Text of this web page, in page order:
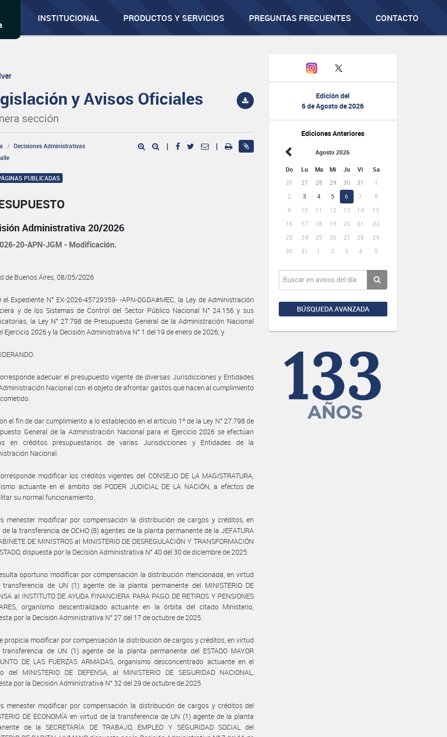
INSTITUCIONAL PRODUCTOS Y SERVICIOS PREGUNTAS FRECUENTES CONTACTO
Edición del
6 de Agosto de 2026
Ediciones Anteriores
Agosto 2026
Do Lu Ma Mi Ju Vi Sa
26 27 28 29 30 31
1
2
3 4 5 6 7
8
9
10 11 12 13 14
15
16
17 18 19 20 21
22
23
24 25 26 27 28
29
30
31 1 2 3 4 5
BÚSQUEDA AVANZADA
y Avisos Oficiales
sección
Decisiones Administrativas
| |
PUBLICADAS
Administrativa 20/2026
20-APN-JGM - Modificación.
de Buenos Aires, 08/05/2026
el Expediente N° EX-2026-45729359- -APN-DGDA#MEC, la Ley de Administración
y de los Sistemas de Control del Sector Público Nacional N° 24.156 y sus
la Ley N° 27.798 de Presupuesto General de la Administración Nacional
Ejercicio 2026 y la Decisión Administrativa N° 1 del 19 de enero de 2026, y
adecuar el presupuesto vigente de diversas Jurisdicciones y Entidades
Nacional con el objeto de afrontar gastos que hacen al cumplimiento
el fin de dar cumplimiento a lo establecido en el artículo 1º de la Ley N° 27.798 de
General de la Administración Nacional para el Ejercicio 2026 se efectúan
en créditos presupuestarios de varias Jurisdicciones y Entidades de la
Nacional.
modificar los créditos vigentes del CONSEJO DE LA MAGISTRATURA,
actuante en el ámbito del PODER JUDICIAL DE LA NACIÓN, a efectos de
su normal funcionamiento.
menester modificar por compensación la distribución de cargos y créditos, en
la transferencia de OCHO (8) agentes de la planta permanente de la JEFATURA
DE MINISTROS al MINISTERIO DE DESREGULACIÓN Y TRANSFORMACIÓN
dispuesta por la Decisión Administrativa N° 40 del 30 de diciembre de 2025.
oportuno modificar por compensación la distribución mencionada, en virtud
de UN (1) agente de la planta permanente del MINISTERIO DE
al INSTITUTO DE AYUDA FINANCIERA PARA PAGO DE RETIROS Y PENSIONES
organismo descentralizado actuante en la órbita del citado Ministerio,
por la Decisión Administrativa N° 27 del 17 de octubre de 2025.
propicia modificar por compensación la distribución de cargos y créditos, en virtud
de UN (1) agente de la planta permanente del ESTADO MAYOR
DE LAS FUERZAS ARMADAS, organismo desconcentrado actuante en el
del MINISTERIO DE DEFENSA, al MINISTERIO DE SEGURIDAD NACIONAL,
por la Decisión Administrativa N° 32 del 29 de octubre de 2025.
menester modificar por compensación la distribución de cargos y créditos del
DE ECONOMÍA en virtud de la transferencia de UN (1) agente de la planta
de la SECRETARÍA DE TRABAJO, EMPLEO Y SEGURIDAD SOCIAL del